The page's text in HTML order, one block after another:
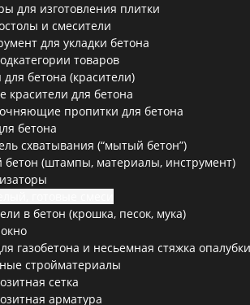
для изготовления плитки
и смесители
для укладки бетона
товаров
бетона (красители)
красители для бетона
пропитки для бетона
бетона
схватывания (“мытый бетон”)
бетон (штампы, материалы, инструмент)
в бетон (крошка, песок, мука)
газобетона и несьемная стяжка опалубки
стройматериалы
сетка
арматура